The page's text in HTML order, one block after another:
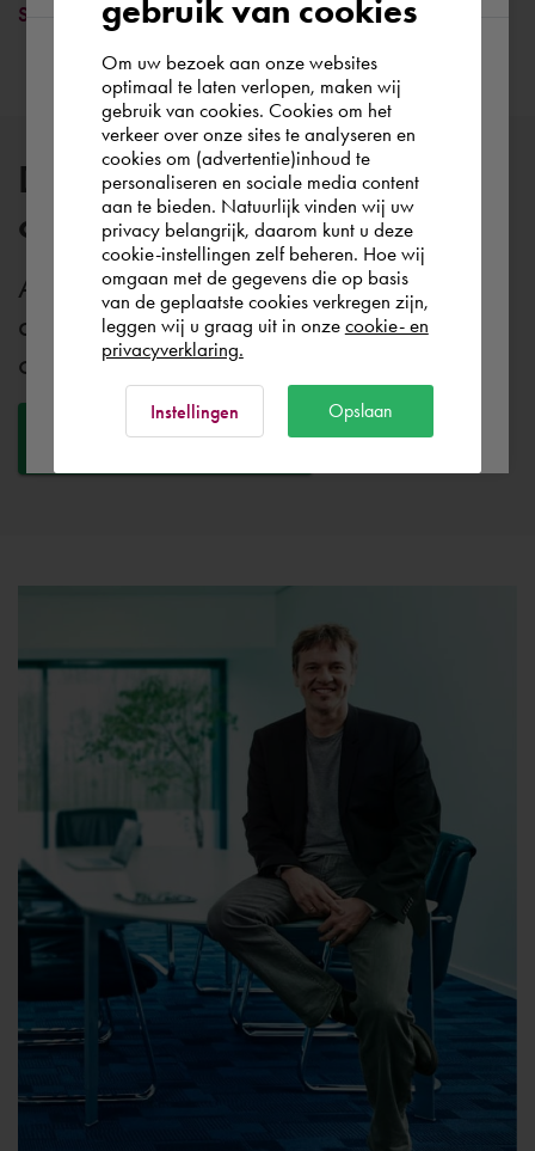
Saiba mais
Descubra todas as nossas
categorias
A Cadac proporciona um vasto leque
de categorias de software. Fique a
conhecer todos as categorias.
Todas as categorias
According to us you are situated in Rest of
the world. Please confirm in which country
you wish to shop.
Portugal
Rest of the world
gebruik van cookies
Om uw bezoek aan onze websites
optimaal te laten verlopen, maken wij
gebruik van cookies. Cookies om het
verkeer over onze sites te analyseren en
cookies om (advertentie)inhoud te
personaliseren en sociale media content
aan te bieden. Natuurlijk vinden wij uw
privacy belangrijk, daarom kunt u deze
cookie-instellingen zelf beheren. Hoe wij
omgaan met de gegevens die op basis
van de geplaatste cookies verkregen zijn,
leggen wij u graag uit in onze cookie- en
privacyverklaring.
Instellingen Opslaan